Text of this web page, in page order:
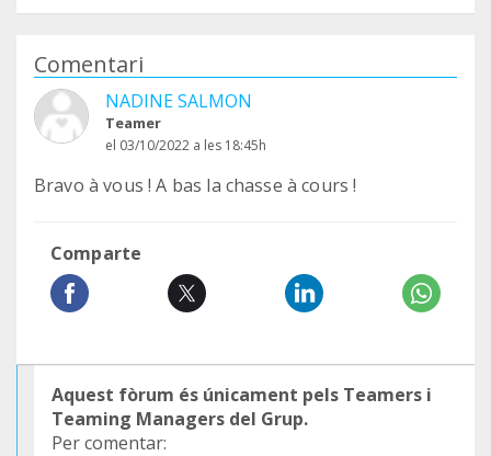
Comentari
NADINE SALMON
Teamer
el 03/10/2022 a les 18:45h
Bravo à vous ! A bas la chasse à cours !
Comparte
Aquest fòrum és únicament pels Teamers i
Teaming Managers del Grup.
Per comentar: